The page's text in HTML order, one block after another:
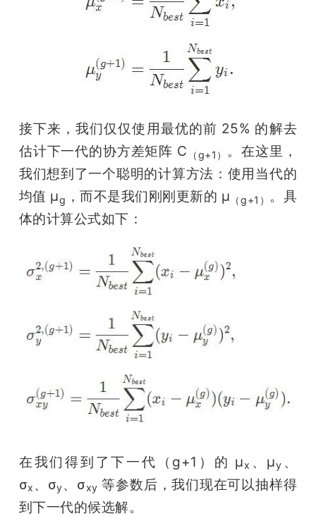
接下来，我们仅仅使用最优的前 25% 的解去
估计下一代的协方差矩阵 C （g+1）
。在这里，
我们想到了一个聪明的计算方法：使用当代的
均值 μg ，而不是我们刚刚更新的 μ （g+1）
。具
体的计算公式如下：
在我们得到了下一代（g+1）的 μx 、μy 、
σx 、σy、σxy 等参数后，我们现在可以抽样得
到下一代的候选解。